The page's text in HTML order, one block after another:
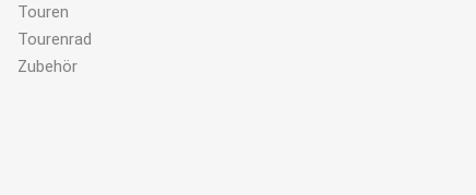
Touren
Tourenrad
Zubehör